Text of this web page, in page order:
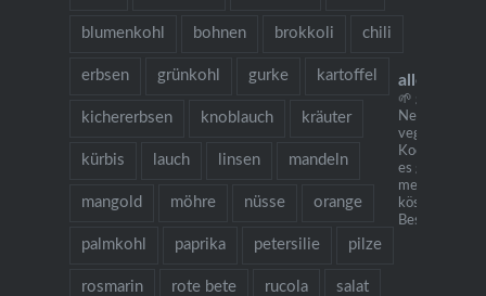
blumenkohl bohnen brokkoli chili
erbsen grünkohl gurke kartoffel
kichererbsen knoblauch kräuter
kürbis lauch linsen mandeln
mangold möhre nüsse orange
palmkohl paprika petersilie pilze
rosmarin rote bete rucola salat
🌱 grow cook
Neu: mein
vegetarisches
Kochbuch
es gibt
mehr als 130
köstlichen
Bestellung